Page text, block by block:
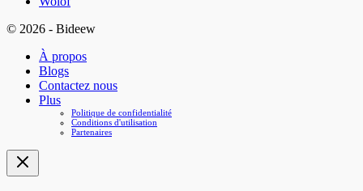
© 2026 - Bideew
À propos
Blogs
Contactez nous
Plus
Politique de confidentialité
Conditions d'utilisation
Partenaires